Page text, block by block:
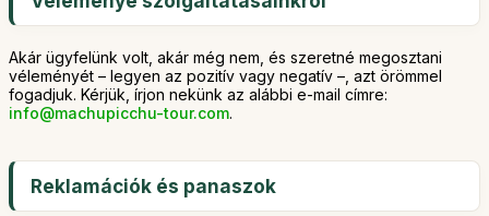
Akár ügyfelünk volt, akár még nem, és szeretné megosztani
véleményét – legyen az pozitív vagy negatív –, azt örömmel
fogadjuk. Kérjük, írjon nekünk az alábbi e-mail címre:
info@machupicchu-tour.com.
Reklamációk és panaszok